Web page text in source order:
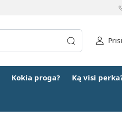
Kokia proga? Ką visi